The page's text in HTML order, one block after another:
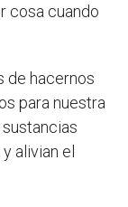
cosa cuando
de hacernos
para nuestra
sustancias
alivian el